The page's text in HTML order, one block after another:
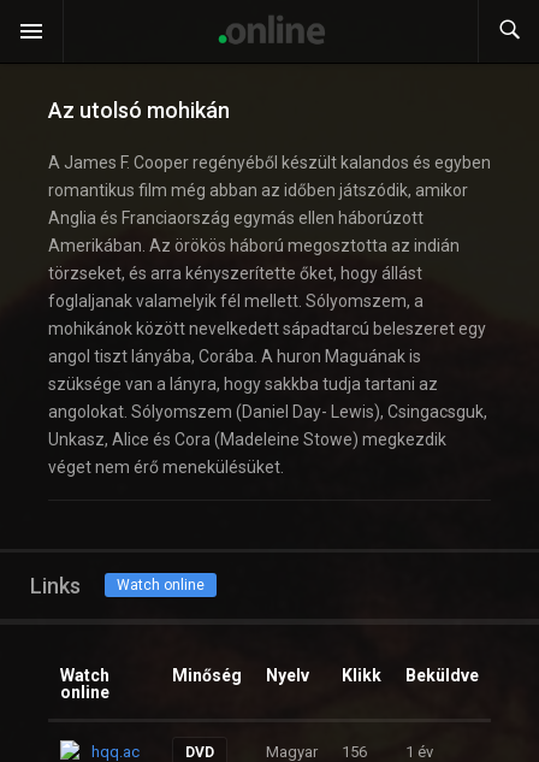
Az utolsó mohikán
A James F. Cooper regényéből készült kalandos és egyben
romantikus film még abban az időben játszódik, amikor
Anglia és Franciaország egymás ellen háborúzott
Amerikában. Az örökös háború megosztotta az indián
törzseket, és arra kényszerítette őket, hogy állást
foglaljanak valamelyik fél mellett. Sólyomszem, a
mohikánok között nevelkedett sápadtarcú beleszeret egy
angol tiszt lányába, Corába. A huron Maguának is
szüksége van a lányra, hogy sakkba tudja tartani az
angolokat. Sólyomszem (Daniel Day- Lewis), Csingacsguk,
Unkasz, Alice és Cora (Madeleine Stowe) megkezdik
véget nem érő menekülésüket.
Links Watch online
Watch
online
Minőség Nyelv Klikk Beküldve
hqq.ac DVD Magyar 156 1 év